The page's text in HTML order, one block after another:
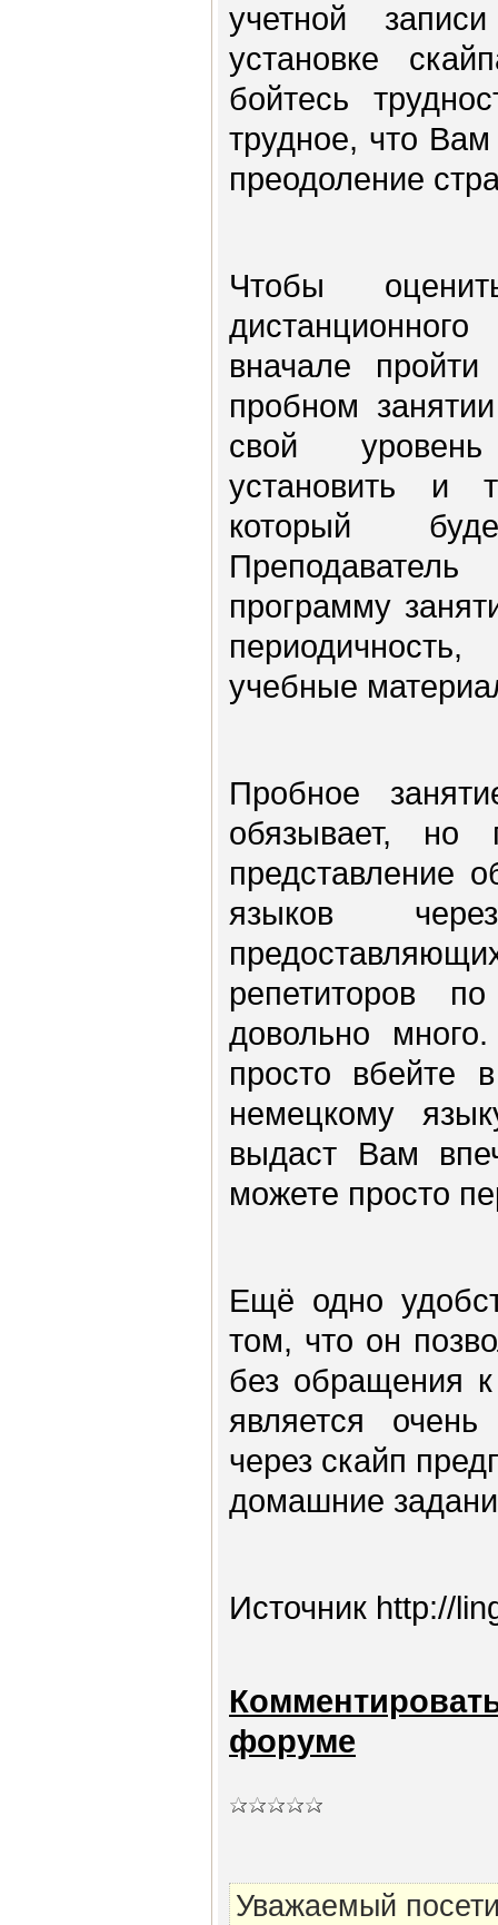
учетной
установке
бойтесь
трудное, что Вам
преодоление
Чтобы
вначале
пробном
свой
установить и
который
программу
учебные
Пробное
обязывает, но
представление
языков
репетиторов
довольно
просто вбейте
немецкому
выдаст Вам
можете просто
Ещё одно
том, что он
без обращения
является
через скайп
домашние
Источник http://
форуме
Уважаемый